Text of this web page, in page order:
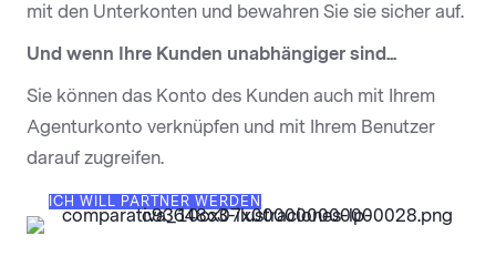
mit den Unterkonten und bewahren Sie sie sicher auf.
Und wenn Ihre Kunden unabhängiger sind...
Sie können das Konto des Kunden auch mit Ihrem
Agenturkonto verknüpfen und mit Ihrem Benutzer
darauf zugreifen.
ICH WILL PARTNER WERDEN